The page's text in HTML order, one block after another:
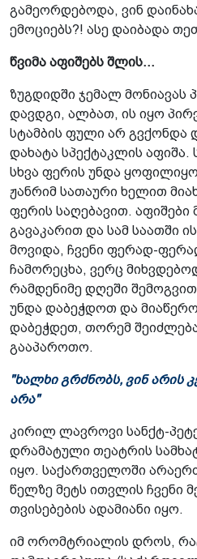
გამეორდებოდა, ვინ
ემოციებს?! ასე დაიბადა
წვიმა აფიშებს შლის...
ზუგდიდში ჯემალ მონიავას
დავდგი, ალბათ, ის იყო
სტამბის ფული არ
დახატა სპექტაკლის
სხვა ფერის უნდა
ჟანრიმ სათაური ხელით
ფერის საღებავით.
გავაკარით და სამ საათში
მოვიდა, ჩვენი ფერად-
ჩამორეცხა, ვერც
რამდენიმე დღეში
უნდა დაბეჭდოთ და
დაბეჭდეთ, თორემ
გააპაროთო.
"ხალხი გრძნობს, ვინ არის
არა"
კირილ ლავროვი სანქტ-
დრამატული თეატრის
იყო. საქართველოში
წელზე მეტს ითვლის ჩვენი
თვისებების ადამიანი იყო.
იმ ორომტრიალის დროს,